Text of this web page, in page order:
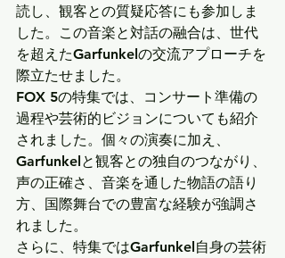
読し、観客との質疑応答にも参加しま
した。この音楽と対話の融合は、世代
を超えたGarfunkelの交流アプローチを
際立たせました。
FOX 5の特集では、コンサート準備の
過程や芸術的ビジョンについても紹介
されました。個々の演奏に加え、
Garfunkelと観客との独自のつながり、
声の正確さ、音楽を通した物語の語り
方、国際舞台での豊富な経験が強調さ
れました。
さらに、特集ではGarfunkel自身の芸術